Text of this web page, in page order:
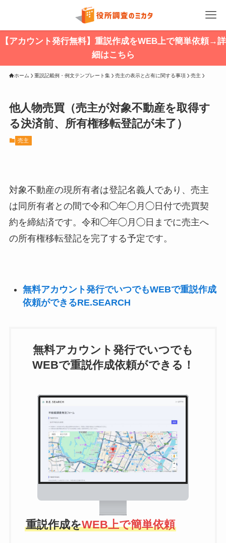
【アカウント発行無料】重説作成をWEB上で簡単依頼→詳
細はこちら
ホーム 重説記載例・例文テンプレート集 売主の表示と占有に関する事項 売主
他人物売買（売主が対象不動産を取得す
る決済前、所有権移転登記が未了）
売主
対象不動産の現所有者は登記名義人であり、売主
は同所有者との間で令和◯年◯月◯日付で売買契
約を締結済です。令和◯年◯月◯日までに売主へ
の所有権移転登記を完了する予定です。
無料アカウント発行でいつでもWEBで重説作成
依頼ができるRE.SEARCH
無料アカウント発行でいつでも
WEBで重説作成依頼ができる！
重説作成をWEB上で簡単依頼